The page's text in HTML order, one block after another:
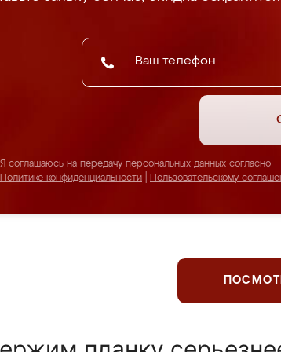
Я соглашаюсь на передачу персональных данных согласно
Политике конфиденциальности
Пользовательскому